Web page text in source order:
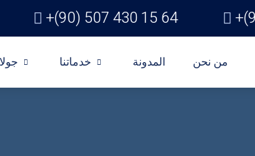
+(90) 507 430 15 64
خدماتنا المدونة من نحن